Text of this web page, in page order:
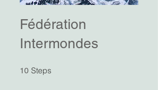
Fédération
Intermondes
10 Steps